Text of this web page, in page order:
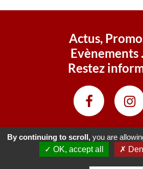
Actus,
Evènements
Restez
Galerie Portes de Champagne ©
Mentions légales•
By continuing to scroll, you are
✓ OK, accept all
✗